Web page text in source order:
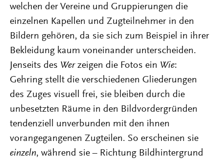
welchen der Vereine und Gruppierungen die
einzelnen Kapellen und Zugteilnehmer in den
Bildern gehören, da sie sich zum Beispiel in ihrer
Bekleidung kaum voneinander unterscheiden.
Jenseits des Werzeigen die Fotos ein Wie:
Gehring stellt die verschiedenen Gliederungen
des Zuges visuell frei, sie bleiben durch die
unbesetzten Räume in den Bildvordergründen
tendenziell unverbunden mit den ihnen
vorangegangenen Zugteilen. So erscheinen sie
einzeln, während sie – Richtung Bildhintergrund